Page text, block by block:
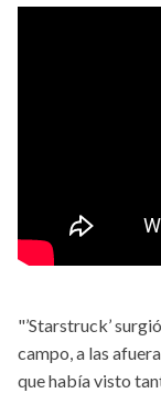
"’Starstruck’
campo, a las
que había visto